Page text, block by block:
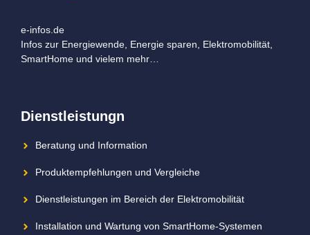
e-infos.de
Infos zur Energiewende, Energie sparen, Elektromobilität,
SmartHome und vielem mehr…
Dienstleistungn
Beratung und Information
Produktempfehlungen und Vergleiche
Dienstleistungen im Bereich der Elektromobilität
Installation und Wartung von SmartHome-Systemen